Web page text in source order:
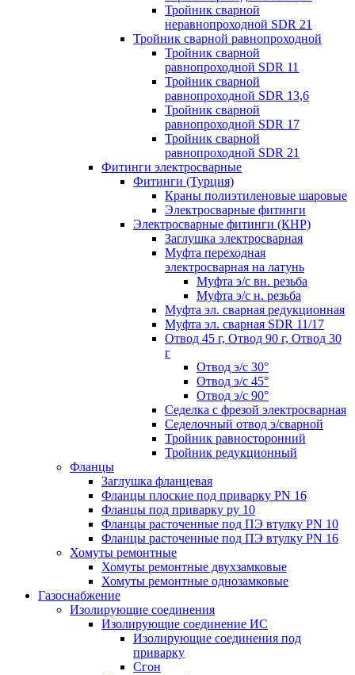
Тройник сварной
неравнопроходной SDR 21
Тройник сварной равнопроходной
Тройник сварной
равнопроходной SDR 11
Тройник сварной
равнопроходной SDR 13,6
Тройник сварной
равнопроходной SDR 17
Тройник сварной
равнопроходной SDR 21
Фитинги электросварные
Фитинги (Турция)
Краны полиэтиленовые шаровые
Электросварные фитинги
Электросварные фитинги (КНР)
Заглушка электросварная
Муфта переходная
электросварная на латунь
Муфта э/с вн. резьба
Муфта э/с н. резьба
Муфта эл. cварная редукционная
Муфта эл. сварная SDR 11/17
Отвод 45 г, Отвод 90 г, Отвод 30
г
Отвод э/с 30°
Отвод э/с 45°
Отвод э/с 90°
Седелка с фрезой электросварная
Седелочный отвод э/сварной
Тройник равносторонний
Тройник редукционный
Фланцы
Заглушка фланцевая
Фланцы плоские под приварку PN 16
Фланцы под приварку ру 10
Фланцы расточенные под ПЭ втулку PN 10
Фланцы расточенные под ПЭ втулку PN 16
Хомуты ремонтные
Хомуты ремонтные двухзамковые
Хомуты ремонтные однозамковые
Газоснабжение
Изолирующие соединения
Изолирующие соединение ИС
Изолирующие соединения под
приварку
Сгон